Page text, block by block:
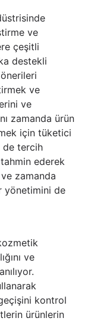
ve
çeşitli
destekli
ve
ve
zamanda ürün
için tüketici
de tercih
ederek
zamanda
yönetimini de
ve
kontrol
ürünlerin